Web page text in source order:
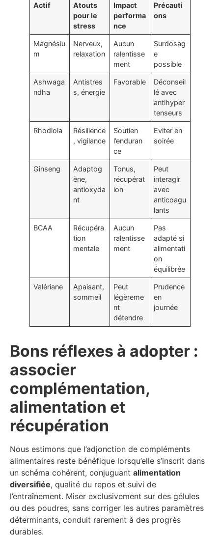
Actif
Atouts
pour le
stress
Impact
performa
nce
Précauti
ons
Magnésiu
m
Nerveux,
relaxation
Aucun
ralentisse
ment
Surdosag
e
possible
Ashwaga
ndha
Antistres
s, énergie
Favorable
Déconseil
lé avec
antihyper
tenseurs
Rhodiola
Résilience
, vigilance
Soutien
l’enduran
ce
Eviter en
soirée
Ginseng
Adaptog
ène,
antioxyda
nt
Tonus,
récupérat
ion
Peut
interagir
avec
anticoagu
lants
BCAA
Récupéra
tion
mentale
Aucun
ralentisse
ment
Pas
adapté si
alimentati
on
équilibrée
Valériane
Apaisant,
sommeil
Peut
légèreme
nt
détendre
Prudence
en
journée
Bons réflexes à adopter :
associer
complémentation,
alimentation et
récupération
Nous estimons que l’adjonction de compléments
alimentaires reste bénéfique lorsqu’elle s’inscrit dans
un schéma cohérent, conjuguant alimentation
diversifiée, qualité du repos et suivi de
l’entraînement. Miser exclusivement sur des gélules
ou des poudres, sans corriger les autres paramètres
déterminants, conduit rarement à des progrès
durables.